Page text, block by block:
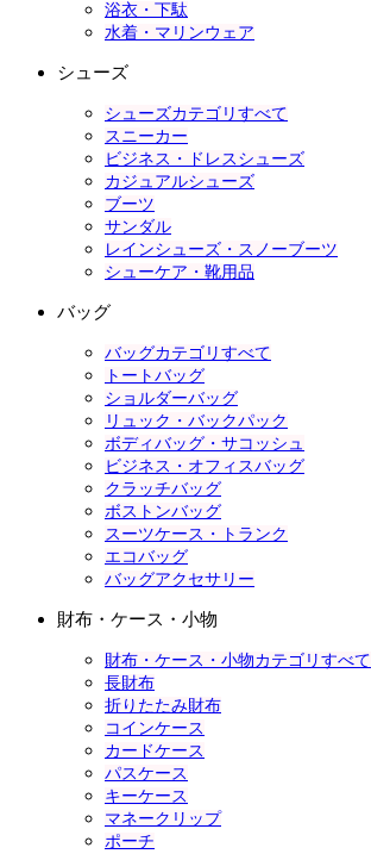
浴衣・下駄
水着・マリンウェア
シューズ
シューズカテゴリすべて
スニーカー
ビジネス・ドレスシューズ
カジュアルシューズ
ブーツ
サンダル
レインシューズ・スノーブーツ
シューケア・靴用品
バッグ
バッグカテゴリすべて
トートバッグ
ショルダーバッグ
リュック・バックパック
ボディバッグ・サコッシュ
ビジネス・オフィスバッグ
クラッチバッグ
ボストンバッグ
スーツケース・トランク
エコバッグ
バッグアクセサリー
財布・ケース・小物
財布・ケース・小物カテゴリすべて
長財布
折りたたみ財布
コインケース
カードケース
パスケース
キーケース
マネークリップ
ポーチ